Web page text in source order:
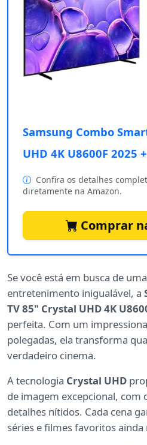
Samsung Combo
UHD 4K U8600F 2025
Confira os detalhes
diretamente na Amazon.
Comprar
Se você está em busca de
entretenimento inigualável, a
TV 85" Crystal UHD 4K
perfeita. Com um
polegadas, ela transforma
verdadeiro cinema.
A tecnologia Crystal UHD
de imagem excepcional, com
detalhes nítidos. Cada cena
séries e filmes favoritos